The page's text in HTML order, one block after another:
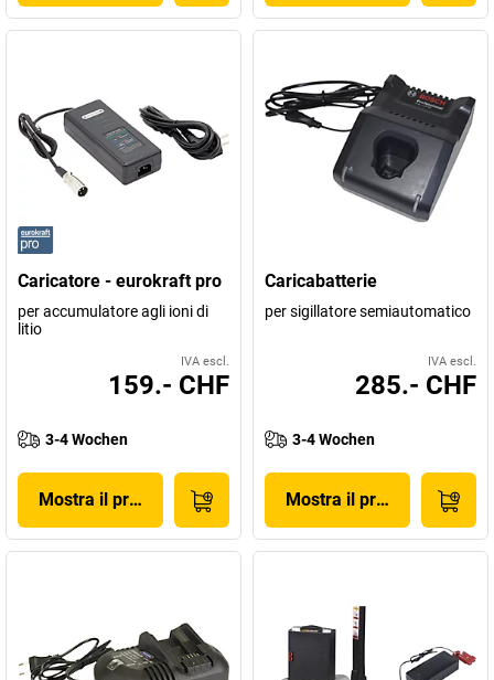
Caricatore - eurokraft pro
per accumulatore agli ioni di
litio
IVA escl.
159.- CHF
3-4 Wochen
Mostra il prodotto
Caricabatterie
per sigillatore semiautomatico
IVA escl.
285.- CHF
3-4 Wochen
Mostra il prodotto